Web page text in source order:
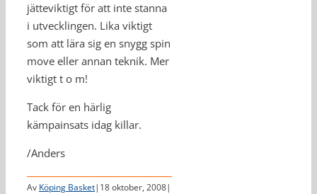
jätteviktigt för att inte stanna
i utvecklingen. Lika viktigt
som att lära sig en snygg spin
move eller annan teknik. Mer
viktigt t o m!
Tack för en härlig
kämpainsats idag killar.
/Anders
Av Köping Basket| 18 oktober, 2008|